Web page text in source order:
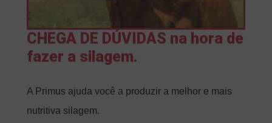
CHEGA DE DÚVIDAS na hora de
fazer a silagem.
A Primus ajuda você a produzir a melhor e mais
nutritiva silagem.